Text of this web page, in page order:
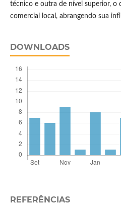
técnico e outra de nível superior, o
comercial local, abrangendo sua
DOWNLOADS
REFERÊNCIAS